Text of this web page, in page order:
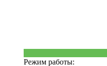
Режим работы: